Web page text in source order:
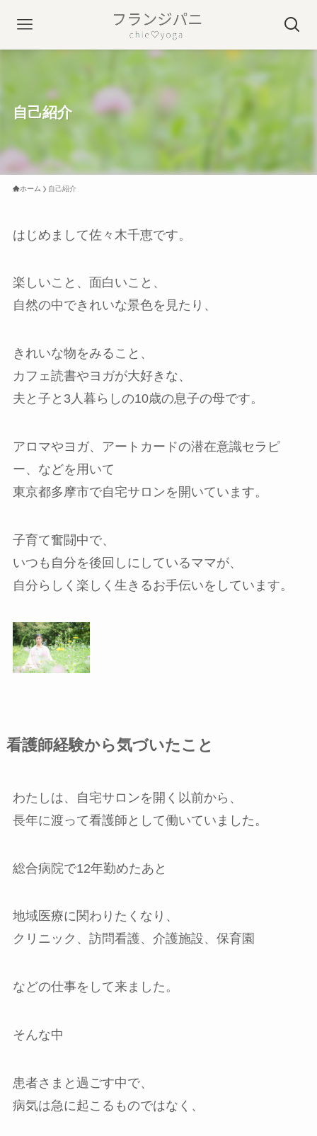
自己紹介
ホーム 自己紹介
はじめまして佐々木千恵です。
楽しいこと、面白いこと、
自然の中できれいな景色を見たり、
きれいな物をみること、
カフェ読書やヨガが大好きな、
夫と子と3人暮らしの10歳の息子の母です。
アロマやヨガ、アートカードの潜在意識セラピ
ー、などを用いて
東京都多摩市で自宅サロンを開いています。
子育て奮闘中で、
いつも自分を後回しにしているママが、
自分らしく楽しく生きるお手伝いをしています。
看護師経験から気づいたこと
わたしは、自宅サロンを開く以前から、
長年に渡って看護師として働いていました。
総合病院で12年勤めたあと
地域医療に関わりたくなり、
クリニック、訪問看護、介護施設、保育園
などの仕事をして来ました。
そんな中
患者さまと過ごす中で、
病気は急に起こるものではなく、